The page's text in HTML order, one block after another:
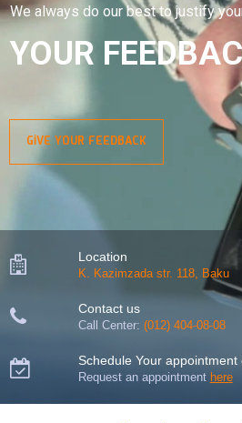
We always do our best to justify
YOUR
GİVE YOUR FEEDBACK
 Location
K. Kazimzada str. 118, Baku
 Contact us
Call Center: (012) 404-08-08
 Schedule Your appointment
Request an appointment here